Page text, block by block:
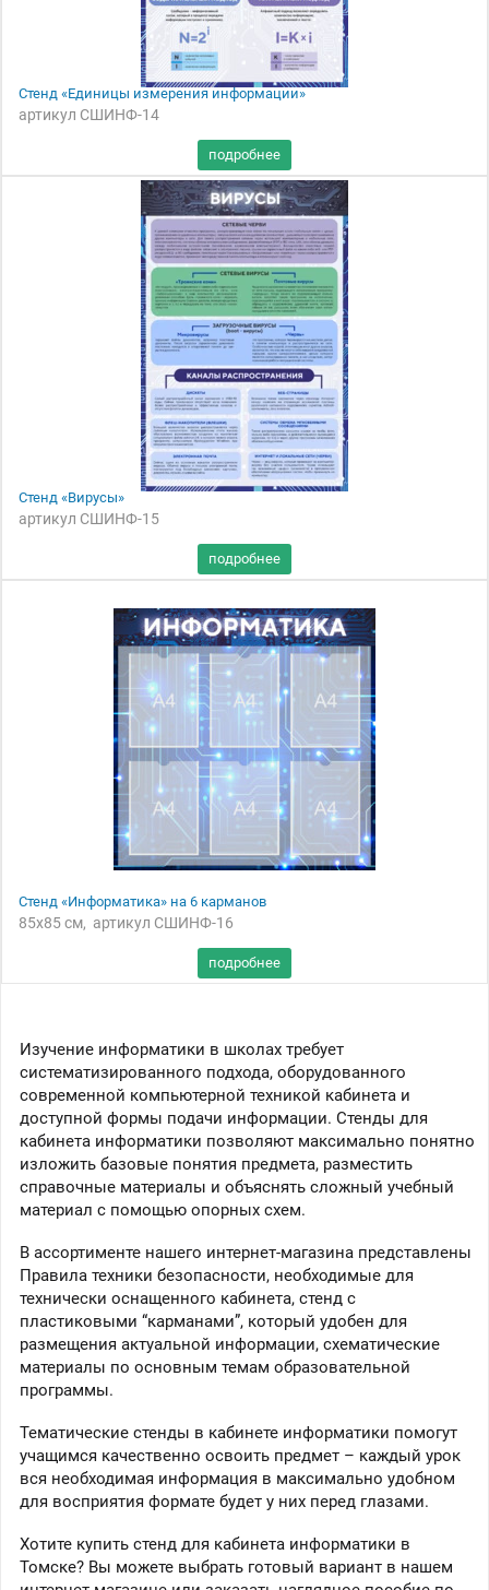
Стенд «Единицы измерения информации»
артикул СШИНФ-14
Стенд «Вирусы»
артикул СШИНФ-15
Стенд «Информатика» на 6 карманов
85x85 см, артикул СШИНФ-16
Изучение информатики в школах требует
систематизированного подхода, оборудованного
современной компьютерной техникой кабинета и
доступной формы подачи информации. Стенды для
кабинета информатики позволяют максимально понятно
изложить базовые понятия предмета, разместить
справочные материалы и объяснять сложный учебный
материал с помощью опорных схем.
В ассортименте нашего интернет-магазина представлены
Правила техники безопасности, необходимые для
технически оснащенного кабинета, стенд с
пластиковыми “карманами”, который удобен для
размещения актуальной информации, схематические
материалы по основным темам образовательной
программы.
Тематические стенды в кабинете информатики помогут
учащимся качественно освоить предмет – каждый урок
вся необходимая информация в максимально удобном
для восприятия формате будет у них перед глазами.
Хотите купить стенд для кабинета информатики в
Томске? Вы можете выбрать готовый вариант в нашем